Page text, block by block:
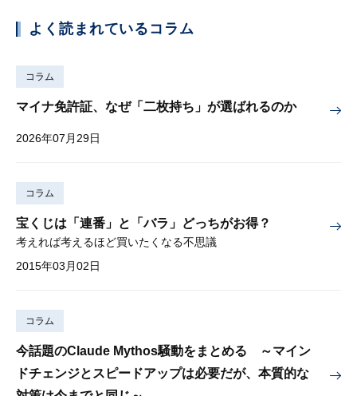
よく読まれているコラム
コラム
マイナ免許証、なぜ「二枚持ち」が選ばれるのか
2026年07月29日
コラム
宝くじは「連番」と「バラ」どっちがお得？
考えれば考えるほど買いたくなる不思議
2015年03月02日
コラム
今話題のClaude Mythos騒動をまとめる ～マイン
ドチェンジとスピードアップは必要だが、本質的な